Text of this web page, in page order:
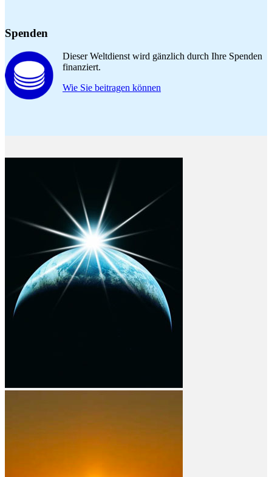
Spenden
Dieser Weltdienst wird gänzlich durch Ihre Spenden
finanziert.
Wie Sie beitragen können